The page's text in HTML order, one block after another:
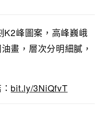
K2峰圖案，高峰巍峨
畫，層次分明細膩，
bit.ly/3NiQfvT